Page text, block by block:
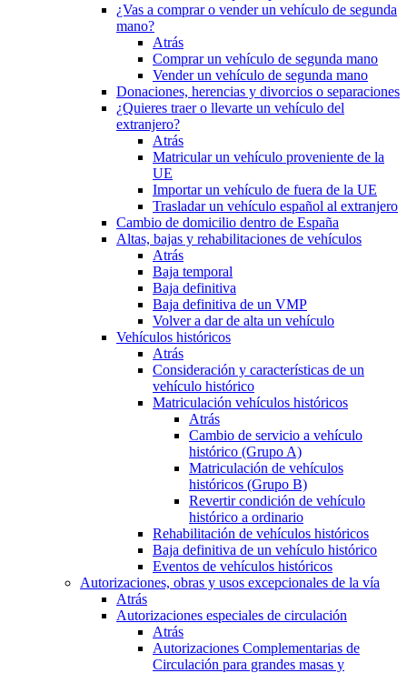
¿Vas a comprar o vender un vehículo de segunda
mano?
Atrás
Comprar un vehículo de segunda mano
Vender un vehículo de segunda mano
Donaciones, herencias y divorcios o separaciones
¿Quieres traer o llevarte un vehículo del
extranjero?
Atrás
Matricular un vehículo proveniente de la
UE
Importar un vehículo de fuera de la UE
Trasladar un vehículo español al extranjero
Cambio de domicilio dentro de España
Altas, bajas y rehabilitaciones de vehículos
Atrás
Baja temporal
Baja definitiva
Baja definitiva de un VMP
Volver a dar de alta un vehículo
Vehículos históricos
Atrás
Consideración y características de un
vehículo histórico
Matriculación vehículos históricos
Atrás
Cambio de servicio a vehículo
histórico (Grupo A)
Matriculación de vehículos
históricos (Grupo B)
Revertir condición de vehículo
histórico a ordinario
Rehabilitación de vehículos históricos
Baja definitiva de un vehículo histórico
Eventos de vehículos históricos
Autorizaciones, obras y usos excepcionales de la vía
Atrás
Autorizaciones especiales de circulación
Atrás
Autorizaciones Complementarias de
Circulación para grandes masas y